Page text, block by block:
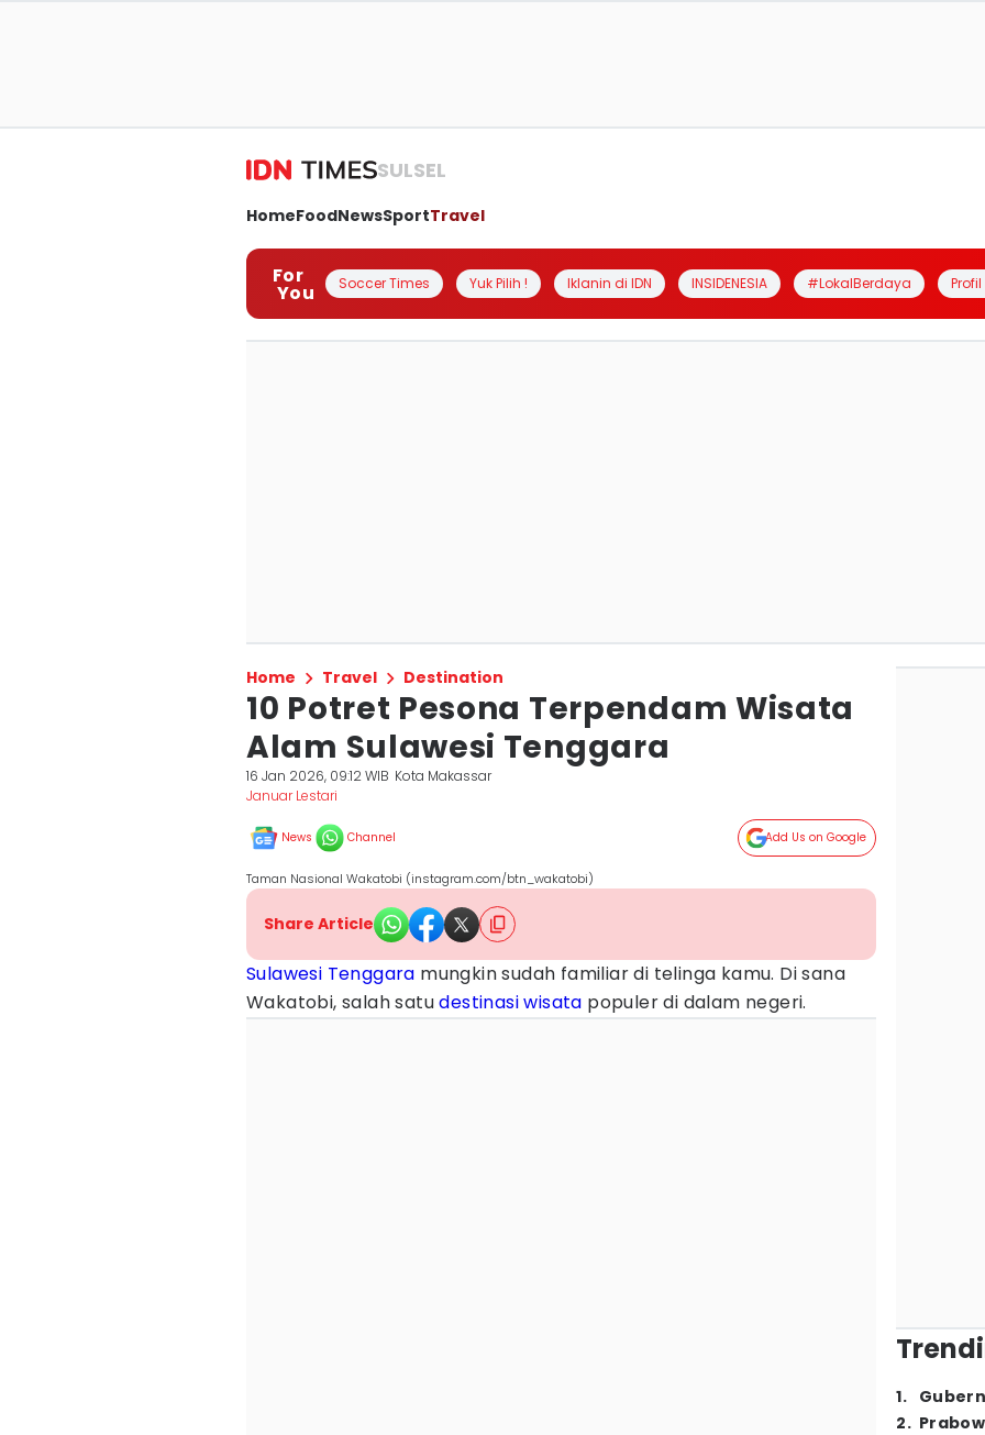
SULSEL
HomeFoodNewsSportTravel
For
You Soccer Times Yuk Pilih ! Iklanin di IDN INSIDENESIA #LokalBerdaya
Home Travel Destination
10 Potret Pesona Terpendam Wisata
Alam Sulawesi Tenggara
16 Jan 2026, 09:12 WIB Kota Makassar
Januar Lestari
News Channel Add Us on Google
Taman Nasional Wakatobi (instagram.com/btn_wakatobi)
Share Article
Sulawesi Tenggara mungkin sudah familiar di telinga kamu. Di sana
Wakatobi, salah satudestinasi wisata populer di dalam negeri.
1.
2.